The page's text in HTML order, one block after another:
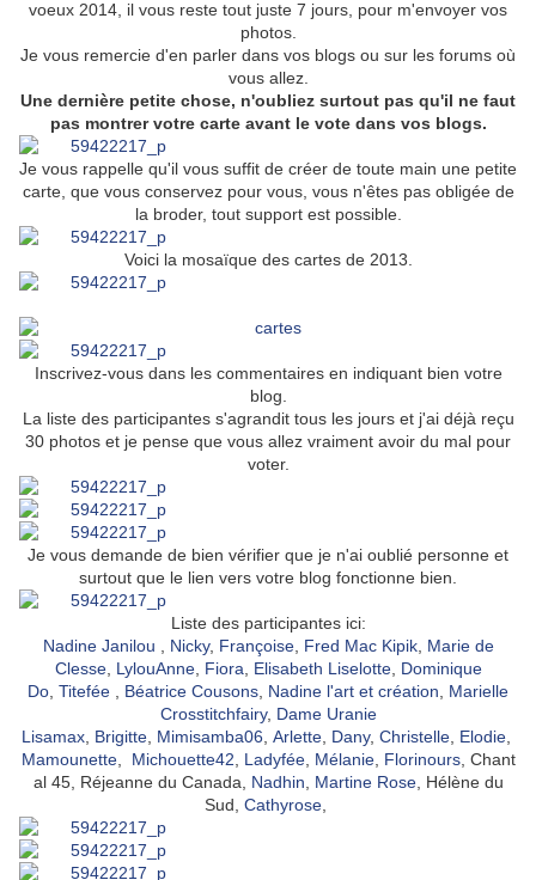
voeux 2014, il vous reste tout juste 7 jours, pour m'envoyer vos
photos.
Je vous remercie d'en parler dans vos blogs ou sur les forums où
vous allez.
Une dernière petite chose, n'oubliez surtout pas qu'il ne faut
pas montrer votre carte avant le vote dans vos blogs.
Je vous rappelle qu'il vous suffit de créer de toute main une petite
carte, que vous conservez pour vous, vous n'êtes pas obligée de
la broder, tout support est possible.
Voici la mosaïque des cartes de 2013.
Inscrivez-vous dans les commentaires en indiquant bien votre
blog.
La liste des participantes s'agrandit tous les jours et j'ai déjà reçu
30 photos et je pense que vous allez vraiment avoir du mal pour
voter.
Je vous demande de bien vérifier que je n'ai oublié personne et
surtout que le lien vers votre blog fonctionne bien.
Liste des participantes ici:
Nadine Janilou
Nicky, Françoise, Fred Mac Kipik, Marie de
Clesse, LylouAnne, Fiora Elisabeth Liselotte, Dominique
Do Titefée Béatrice Cousons Nadine l'art et création
Marielle
Crosstitchfairy, Dame Uranie
Lisamax, Brigitte, Mimisamba06 Arlette, Dany, Christelle, Elodie,
Mamounette, Michouette42 Ladyfée, Mélanie, Florinours, Chant
al 45, Réjeanne du Canada, Nadhin Martine Rose, Hélène du
Sud, Cathyrose